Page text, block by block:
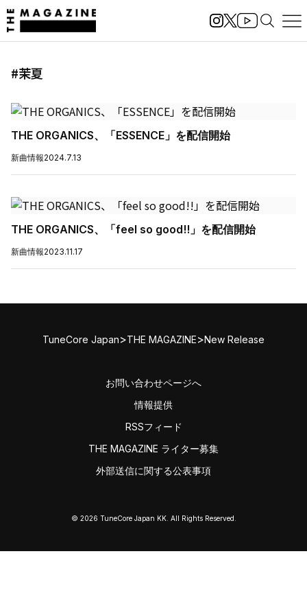
#茉夏
THE ORGANICS、「ESSENCE」を配信開始
新曲情報2024.7.13
THE ORGANICS、「feel so good!!」を配信開始
新曲情報2023.11.17
TuneCore Japan>THE MAGAZINE>New Release
お問い合わせページへ
情報提供
RSSフィード
THE MAGAZINE ライター募集
外部送信に関する公表事項
© 2026 TuneCore Japan KK. All Rights Reserved.